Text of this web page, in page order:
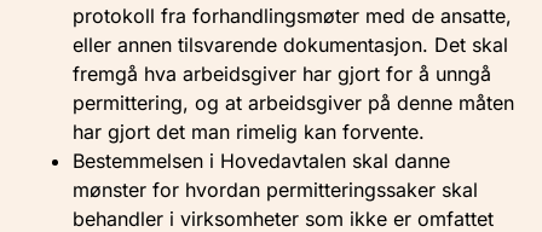
protokoll fra forhandlingsmøter med de ansatte,
eller annen tilsvarende dokumentasjon. Det skal
fremgå hva arbeidsgiver har gjort for å unngå
permittering, og at arbeidsgiver på denne måten
har gjort det man rimelig kan forvente.
Bestemmelsen i Hovedavtalen skal danne
mønster for hvordan permitteringssaker skal
behandler i virksomheter som ikke er omfattet